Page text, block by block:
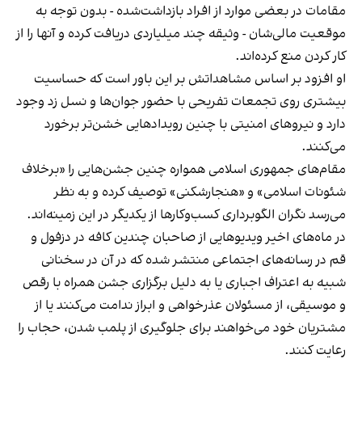
مقامات در بعضی موارد از افراد بازداشت‌‌شده - بدون توجه به
موقعیت مالی‌شان - وثیقه چند میلیاردی دریافت کرده و آنها را از
کار کردن منع کرده‌اند.
او افزود بر اساس مشاهداتش بر این باور است که حساسیت
بیشتری روی تجمعات تفریحی با حضور جوان‌ها و نسل زد وجود
دارد و نیروهای امنیتی با چنین رویدادهایی خشن‌تر برخورد
می‌کنند.
مقام‌های جمهوری اسلامی همواره چنین جشن‌هایی را «برخلاف
شئونات اسلامی» و «هنجارشکنی» توصیف کرده و به نظر
می‌رسد نگران الگوبرداری کسب‌وکارها از یکدیگر در این زمینه‌اند.
در ماه‌های اخیر ویدیوهایی از صاحبان چندین کافه در دزفول و
قم در رسانه‌های اجتماعی منتشر شده که در آن در سخنانی
شبیه به اعتراف اجباری یا به دلیل برگزاری جشن همراه با رقص
و موسیقی، از مسئولان عذرخواهی و ابراز ندامت می‌کنند یا از
مشتریان خود می‌خواهند برای جلوگیری از پلمب شدن، حجاب را
رعایت کنند.